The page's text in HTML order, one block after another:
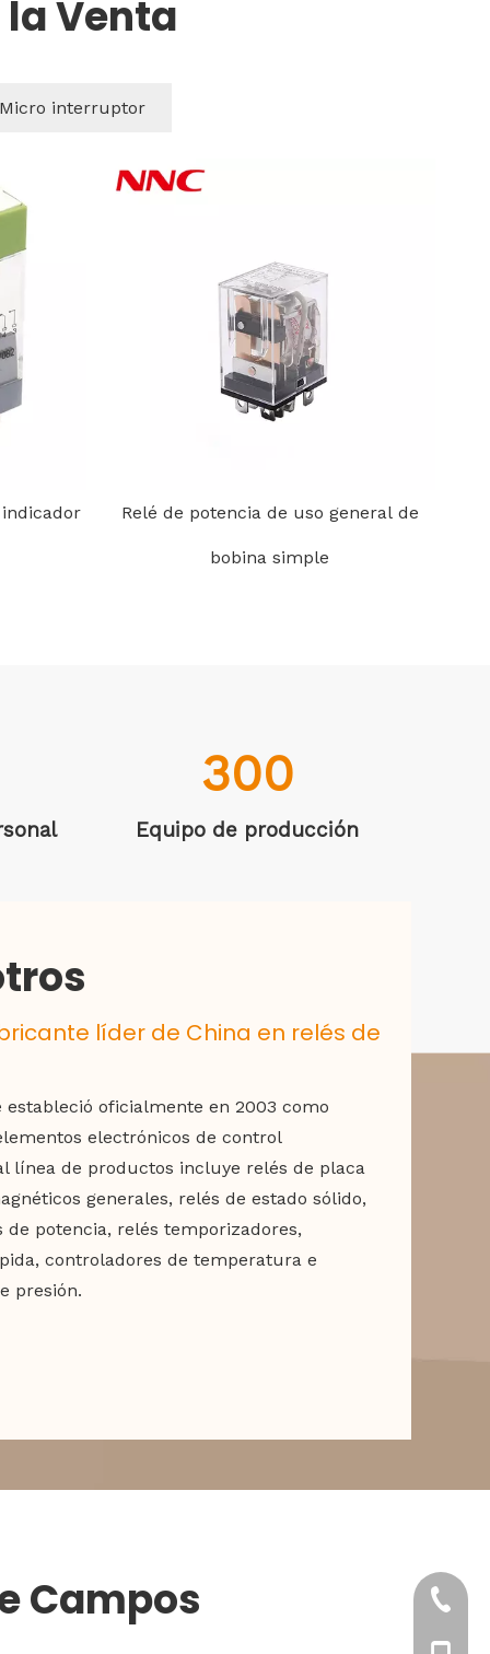
la Venta
Micro interruptor
Relé de potencia de uso general de
bobina simple
300
Equipo de producción
líder de China en relés de
estableció oficialmente en 2003 como
electrónicos de control
línea de productos incluye relés de placa
generales, relés de estado sólido,
potencia, relés temporizadores,
controladores de temperatura e
presión.
Campos +86-